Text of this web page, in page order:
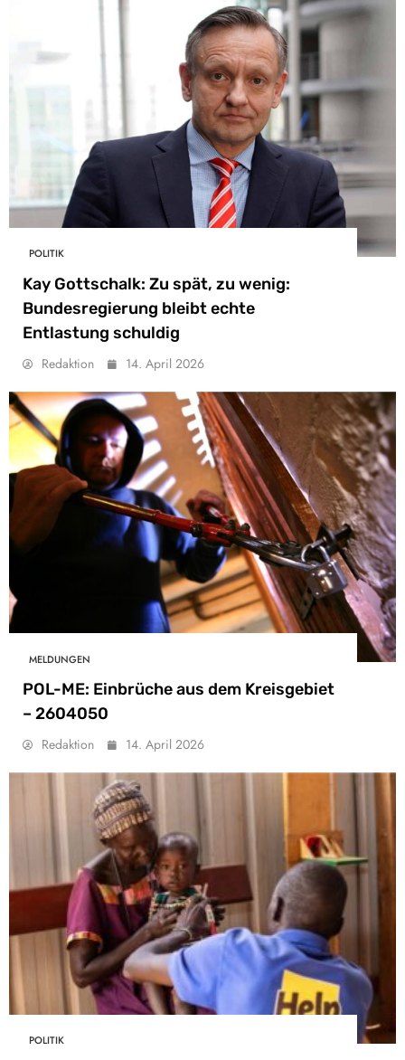
POLITIK
Kay Gottschalk: Zu spät, zu wenig:
Bundesregierung bleibt echte
Entlastung schuldig
Redaktion 14. April 2026
MELDUNGEN
POL-ME: Einbrüche aus dem Kreisgebiet
– 2604050
Redaktion 14. April 2026
POLITIK